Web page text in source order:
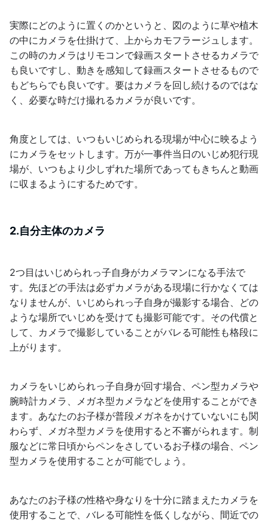
実際にどのように置くのかというと、図のように草や植木
の中にカメラを仕掛けて、上からカモフラージュします。
この時のカメラはリモコンで録画スタートさせるカメラで
も良いですし、動きを感知して録画スタートさせるもので
もどちらでも良いです。要はカメラを回し続けるのではな
く、必要な時だけ撮れるカメラが良いです。
角度としては、いつもいじめられる現場が中心に映るよう
にカメラをセットします。万が一事件当日のいじめ犯行現
場が、いつもより少しずれた場所であってもきちんと動画
に収まるようにするためです。
2.自分主体のカメラ
2つ目はいじめられっ子自身がカメラマンになる手法で
す。先ほどの手法は必ずカメラがある現場に行かなくては
なりませんが、いじめられっ子自身が撮影する場合、どの
ような場所でいじめを受けても撮影可能です。その代償と
して、カメラで撮影していることがバレる可能性も格段に
上がります。
カメラをいじめられっ子自身が回す場合、ペン型カメラや
腕時計カメラ、メガネ型カメラなどを使用することができ
ます。あなたのお子様が普段メガネをかけていないにも関
わらず、メガネ型カメラを使用すると不審がられます。制
服などに常日頃からペンをさしているお子様の場合、ペン
型カメラを使用することが可能でしょう。
あなたのお子様の性格や身なりを十分に踏まえたカメラを
使用することで、バレる可能性を低くしながら、間近での